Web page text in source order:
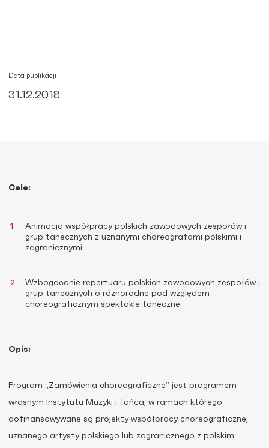
Data publikacji
31.12.2018
Cele:
Animacja współpracy polskich zawodowych zespołów i
grup tanecznych z uznanymi choreografami polskimi i
zagranicznymi.
Wzbogacanie repertuaru polskich zawodowych zespołów i
grup tanecznych o różnorodne pod względem
choreograficznym spektakle taneczne.
Opis:
Program „Zamówienia choreograficzne” jest programem
własnym Instytutu Muzyki i Tańca, w ramach którego
dofinansowywane są projekty współpracy choreograficznej
uznanego artysty polskiego lub zagranicznego z polskim